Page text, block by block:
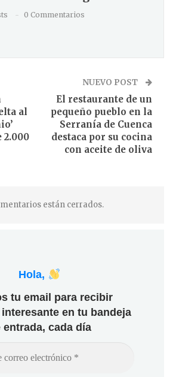
0 Commentarios
al
2.000
NUEVO POST
El restaurante de un
pequeño pueblo en la
Serranía de Cuenca
destaca por su cocina
con aceite de oliva
están cerrados.
Hola,
tu email para recibir
en tu bandeja
entrada, cada día